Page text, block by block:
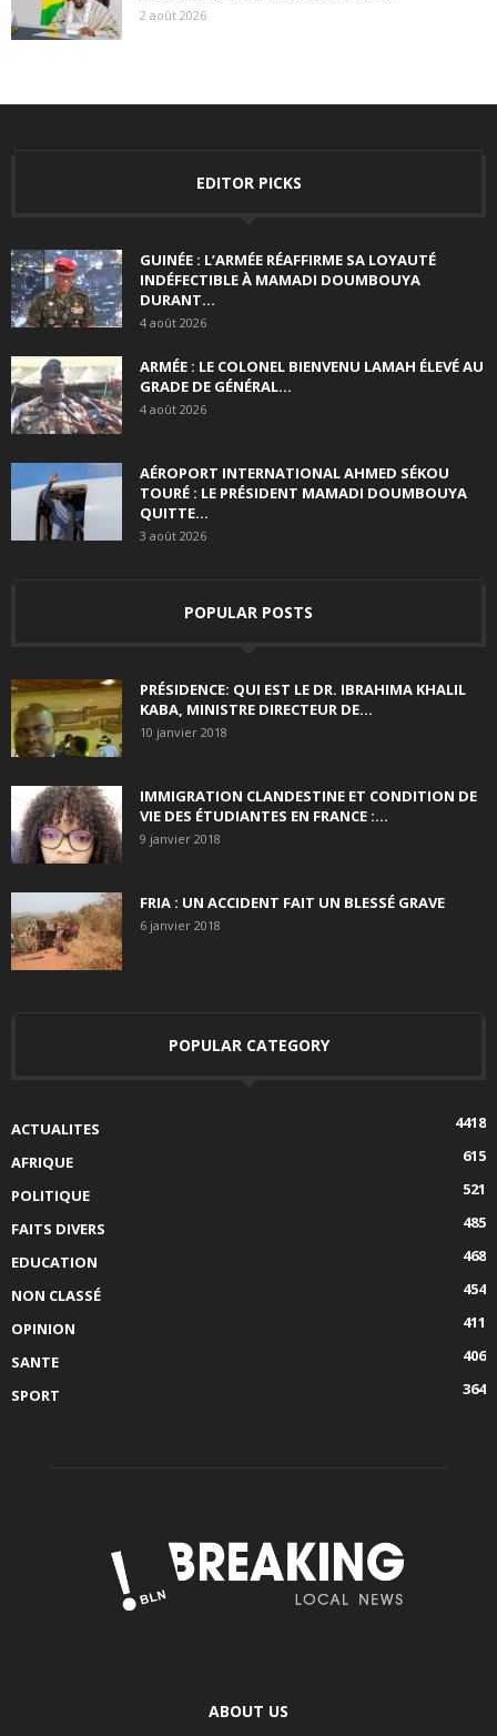
2 août 2026
EDITOR PICKS
GUINÉE : L’ARMÉE RÉAFFIRME SA LOYAUTÉ
INDÉFECTIBLE À MAMADI DOUMBOUYA
DURANT...
4 août 2026
ARMÉE : LE COLONEL BIENVENU LAMAH ÉLEVÉ AU
GRADE DE GÉNÉRAL...
4 août 2026
AÉROPORT INTERNATIONAL AHMED SÉKOU
TOURÉ : LE PRÉSIDENT MAMADI DOUMBOUYA
QUITTE...
3 août 2026
POPULAR POSTS
PRÉSIDENCE: QUI EST LE DR. IBRAHIMA KHALIL
KABA, MINISTRE DIRECTEUR DE...
10 janvier 2018
IMMIGRATION CLANDESTINE ET CONDITION DE
VIE DES ÉTUDIANTES EN FRANCE :...
9 janvier 2018
FRIA : UN ACCIDENT FAIT UN BLESSÉ GRAVE
6 janvier 2018
POPULAR CATEGORY
ACTUALITES
4418
AFRIQUE
615
POLITIQUE
521
FAITS DIVERS
485
EDUCATION
468
NON CLASSÉ
454
OPINION
411
SANTE
406
SPORT
364
ABOUT US